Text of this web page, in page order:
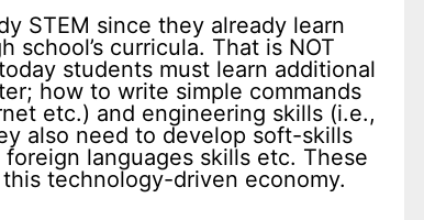
STEM since they already learn
curricula. That is NOT
students must learn additional
how to write simple commands
etc.) and engineering skills (i.e.,
also need to develop soft-skills
languages skills etc. These
technology-driven economy.